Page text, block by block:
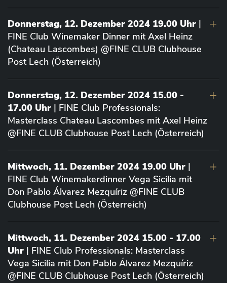
Donnerstag, 12. Dezember 2024 19.00 Uhr |
FINE Club Winemaker Dinner mit Axel Heinz
(Chateau Lascombes) @FINE CLUB Clubhouse
Post Lech (Österreich)
Donnerstag, 12. Dezember 2024 15.00 -
17.00 Uhr | FINE Club Professionals:
Masterclass Chateau Lascombes mit Axel Heinz
@FINE CLUB Clubhouse Post Lech (Österreich)
Mittwoch, 11. Dezember 2024 19.00 Uhr |
FINE Club Winemakerdinner Vega Sicilia mit
Don Pablo Álvarez Mezquíriz @FINE CLUB
Clubhouse Post Lech (Österreich)
Mittwoch, 11. Dezember 2024 15.00 - 17.00
Uhr | FINE Club Professionals: Masterclass
Vega Sicilia mit Don Pablo Álvarez Mezquíriz
@FINE CLUB Clubhouse Post Lech (Österreich)